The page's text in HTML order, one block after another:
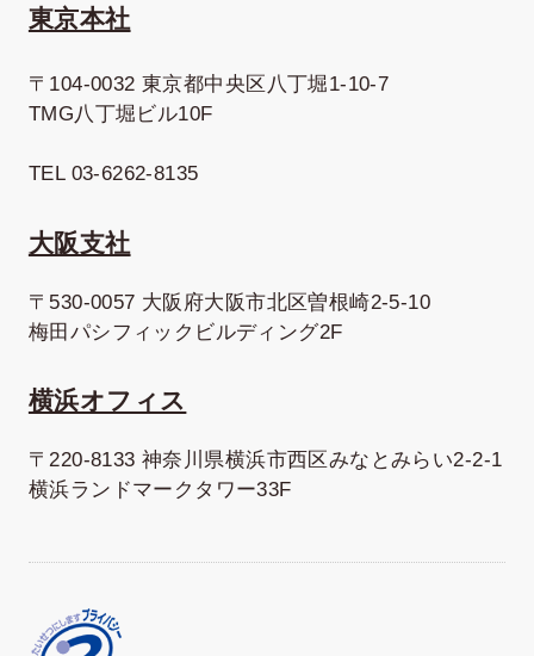
東京本社
〒104-0032 東京都中央区八丁堀1-10-7
TMG八丁堀ビル10F
TEL 03-6262-8135
大阪支社
〒530-0057 大阪府大阪市北区曽根崎2-5-10
梅田パシフィックビルディング2F
横浜オフィス
〒220-8133 神奈川県横浜市西区みなとみらい2-2-1
横浜ランドマークタワー33F